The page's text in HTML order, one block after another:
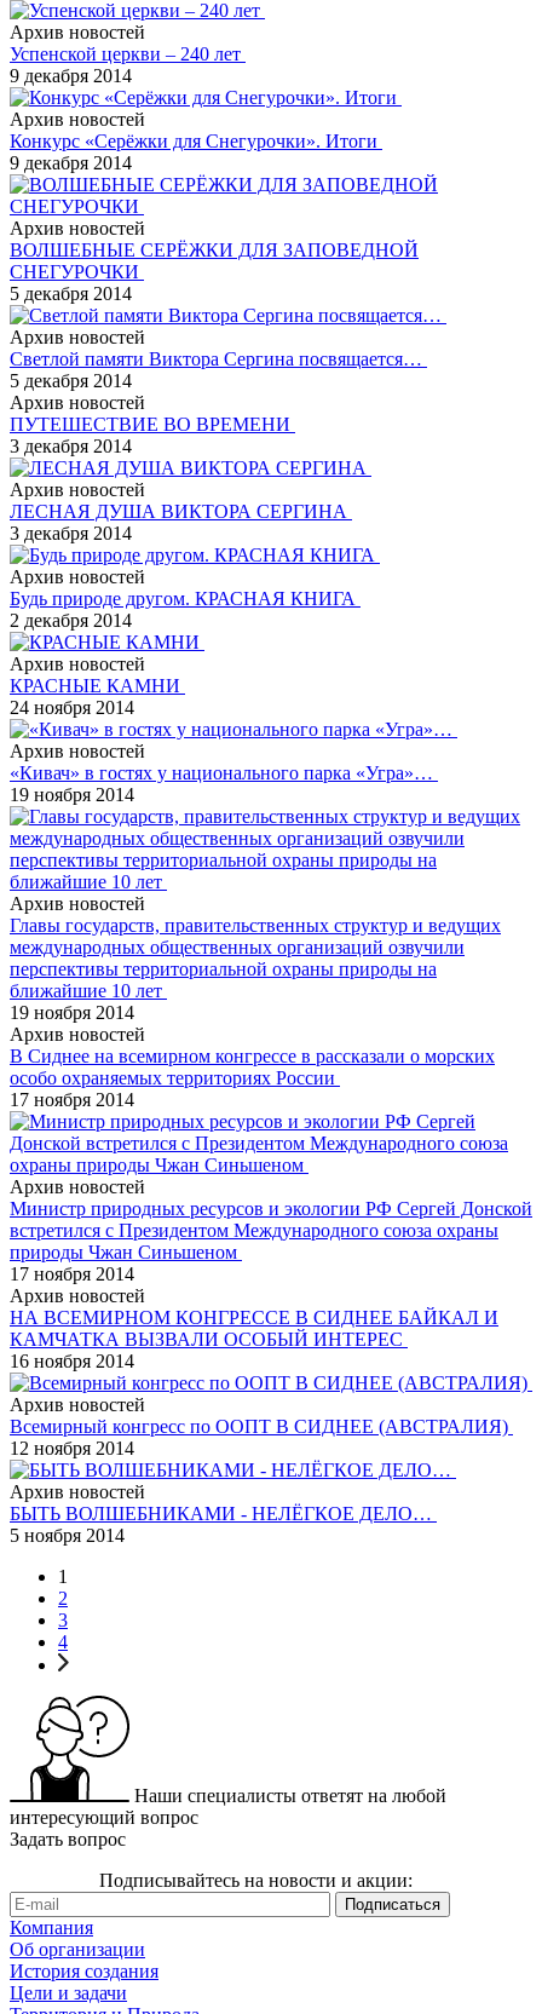
Архив новостей
Успенской церкви – 240 лет
9 декабря 2014
Архив новостей
Конкурс «Серёжки для Снегурочки». Итоги
9 декабря 2014
Архив новостей
ВОЛШЕБНЫЕ СЕРЁЖКИ ДЛЯ ЗАПОВЕДНОЙ
СНЕГУРОЧКИ
5 декабря 2014
Архив новостей
Светлой памяти Виктора Сергина посвящается…
5 декабря 2014
Архив новостей
ПУТЕШЕСТВИЕ ВО ВРЕМЕНИ
3 декабря 2014
Архив новостей
ЛЕСНАЯ ДУША ВИКТОРА СЕРГИНА
3 декабря 2014
Архив новостей
Будь природе другом. КРАСНАЯ КНИГА
2 декабря 2014
Архив новостей
КРАСНЫЕ КАМНИ
24 ноября 2014
Архив новостей
«Кивач» в гостях у национального парка «Угра»…
19 ноября 2014
Архив новостей
Главы государств, правительственных структур и ведущих
международных общественных организаций озвучили
перспективы территориальной охраны природы на
ближайшие 10 лет
19 ноября 2014
Архив новостей
В Сиднее на всемирном конгрессе в рассказали о морских
особо охраняемых территориях России
17 ноября 2014
Архив новостей
Министр природных ресурсов и экологии РФ Сергей Донской
встретился с Президентом Международного союза охраны
природы Чжан Синьшеном
17 ноября 2014
Архив новостей
НА ВСЕМИРНОМ КОНГРЕССЕ В СИДНЕЕ БАЙКАЛ И
КАМЧАТКА ВЫЗВАЛИ ОСОБЫЙ ИНТЕРЕС
16 ноября 2014
Архив новостей
Всемирный конгресс по ООПТ В СИДНЕЕ (АВСТРАЛИЯ)
12 ноября 2014
Архив новостей
БЫТЬ ВОЛШЕБНИКАМИ - НЕЛЁГКОЕ ДЕЛО…
5 ноября 2014
1
2
3
4
Наши специалисты ответят на любой
интересующий вопрос
Задать вопрос
Подписывайтесь на новости и акции:
Компания
Об организации
История создания
Цели и задачи